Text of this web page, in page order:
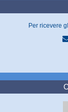
Per ricevere